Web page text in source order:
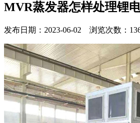
MVR蒸发器怎样处理锂
发布日期：2023-06-02 浏览次数：